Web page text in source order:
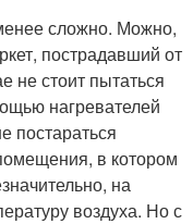
сложно. Можно,
пострадавший от
не стоит пытаться
нагревателей
постараться
в котором
на
воздуха. Но с